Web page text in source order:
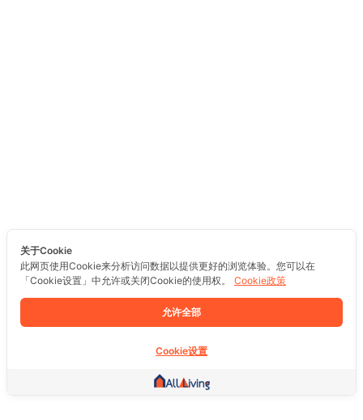
关于Cookie
此网页使用Cookie来分析访问数据以提供更好的浏览体验。您可以在
「Cookie设置」中允许或关闭Cookie的使用权。
Cookie政策
允许全部
Cookie设置